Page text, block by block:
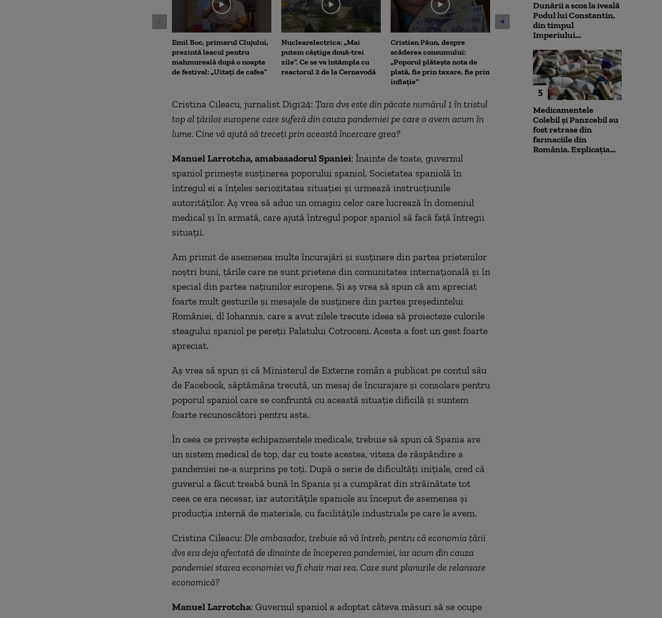
Emil Boc, primarul Clujului,
prezintă leacul pentru
mahmureală după o noapte
de festival: „Uitați de cafea”
Nuclearelectrica: „Mai
putem câștiga două-trei
zile”. Ce se va întâmpla cu
reactorul 2 de la Cernavodă
Cristian Păun, despre
scăderea consumului:
„Poporul plătește nota de
plată, fie prin taxare, fie prin
inflație”
Antrenament cu miză:
pușcașii marini români au
testat vehiculele de asalt
amfibiu AAV-7 alături de
militarii SUA
Rahova:
așteaptă să
Primarul
„Am
Cristina Cileacu, jurnalist Digi24: Țara dvs este din păcate numărul 1 în tristul
top al țărilor europene care suferă din cauza pandemiei pe care o avem acum în
lume. Cine vă ajută să treceți prin această încercare grea?
Manuel Larrotcha, amabasadorul Spaniei: Înainte de toate, guvernul
spaniol primește susținerea poporului spaniol. Societatea spaniolă în
întregul ei a înțeles seriozitatea situației și urmează instrucțiunile
autorităților. Aș vrea să aduc un omagiu celor care lucrează în domeniul
medical și în armată, care ajută întregul popor spaniol să facă față întregii
situații.
Am primit de asemenea multe încurajări și susținere din partea prietenilor
noștri buni, țările care ne sunt prietene din comunitatea internațională și în
special din partea națiunilor europene. Și aș vrea să spun că am apreciat
foarte mult gesturile și mesajele de susținere din partea președintelui
României, dl Iohannis, care a avut zilele trecute ideea să proiecteze culorile
steagului spaniol pe pereții Palatului Cotroceni. Acesta a fost un gest foarte
apreciat.
Aș vrea să spun și că Ministerul de Externe român a publicat pe contul său
de Facebook, săptămâna trecută, un mesaj de încurajare și consolare pentru
poporul spaniol care se confruntă cu această situație dificilă și suntem
foarte recunoscători pentru asta.
În ceea ce privește echipamentele medicale, trebuie să spun că Spania are
un sistem medical de top, dar cu toate acestea, viteza de răspândire a
pandemiei ne-a surprins pe toți. După o serie de dificultăți inițiale, cred că
guverul a făcut treabă bună în Spania și a cumpărat din străinătate tot
ceea ce era necesar, iar autoritățile spaniole au început de asemenea și
producția internă de materiale, cu facilitățile industriale pe care le avem.
Cristina Cileacu: Dle ambasador, trebuie să vă întreb, pentru că economia țării
dvs era deja afectată de dinainte de începerea pandemiei, iar acum din cauza
pandemiei starea economiei va fi chair mai rea. Care sunt planurile de relansare
economică?
Manuel Larrotcha: Guvernul spaniol a adoptat câteva măsuri să se ocupe
Dunării a scos la iveală
Podul lui Constantin,
din timpul
Imperiului...
5
Medicamentele
Colebil și Panzcebil au
fost retrase din
farmaciile din
România. Explicația...